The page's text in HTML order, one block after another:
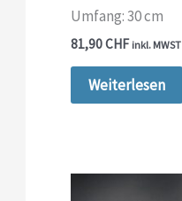
Umfang: 30 cm
81,90CHF inkl. MWST
Weiterlesen